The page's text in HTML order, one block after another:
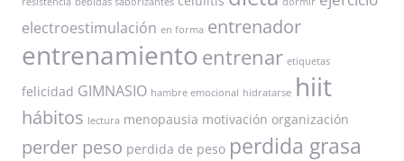
electroestimulación en forma entrenador
entrenamiento entrenar etiquetas
felicidad GIMNASIO hambre emocional hidratarse hiit
hábitos lectura menopausia motivación organización
perder peso perdida de peso perdida grasa